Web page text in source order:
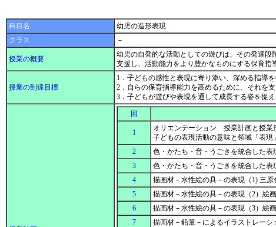
科目名
幼児の造形表現
クラス
－
授業の概要
幼児の自発的な活動としての遊びは、その発達
支援し、活動能力をより豊かなものにする保育指
授業の到達目標
1．子どもの感性と表現に寄り添い、深める指導
2．自らの保育指導能力を高めるために、それを
3．子どもが遊びや表現を通して成長する姿を捉
回
1
オリエンテーション 授業計画と授業
子どもの表現活動の意味と領域「表
2
色・かたち・音・うごきを統合した
3
色・かたち・音・うごきを統合した
4
描画材－水性絵の具－の表現（1) 三
5
描画材－水性絵の具－の表現（2）
6
描画材－水性絵の具－の表現（3）
7
描画材－鉛筆－によるイラストレーシ